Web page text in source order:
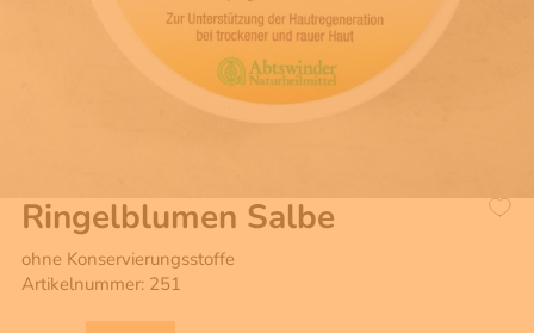
Ringelblumen Salbe
ohne Konservierungsstoffe
Artikelnummer: 251